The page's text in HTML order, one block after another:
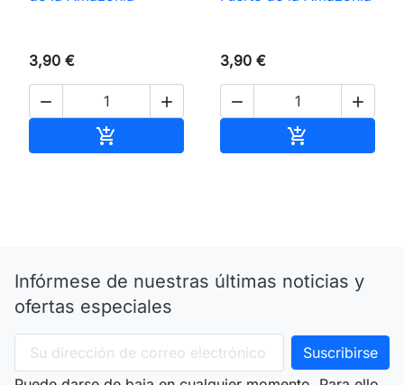
3,90 €
 

3,90 €
 

Infórmese de nuestras últimas noticias y
ofertas especiales